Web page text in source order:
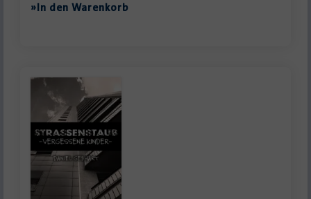
»In den Warenkorb